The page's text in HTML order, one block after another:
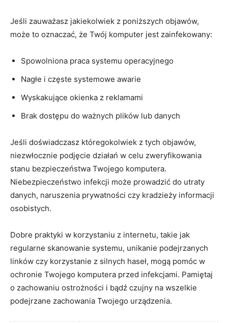
Jeśli zauważasz jakiekolwiek z poniższych objawów,
może to oznaczać, że‌ Twój komputer ⁢jest zainfekowany:
Spowolniona praca systemu operacyjnego
Nagłe i częste systemowe awarie
Wyskakujące okienka ⁤z reklamami
Brak dostępu do ważnych plików lub danych
Jeśli doświadczasz któregokolwiek z⁤ tych ⁤objawów,
niezwłocznie podjęcie​ działań w celu zweryfikowania
stanu bezpieczeństwa Twojego komputera.​
Niebezpieczeństwo infekcji może prowadzić do utraty
‍danych, naruszenia ‍prywatności czy​ kradzieży informacji
osobistych.
Dobre praktyki w korzystaniu z internetu, takie jak ​
regularne skanowanie systemu, unikanie ⁢podejrzanych
linków czy korzystanie z silnych⁤ haseł, mogą pomóc w
ochronie Twojego​ komputera przed infekcjami. Pamiętaj
o zachowaniu ⁣ostrożności ⁣i bądź czujny na ⁣wszelkie
podejrzane zachowania Twojego urządzenia.